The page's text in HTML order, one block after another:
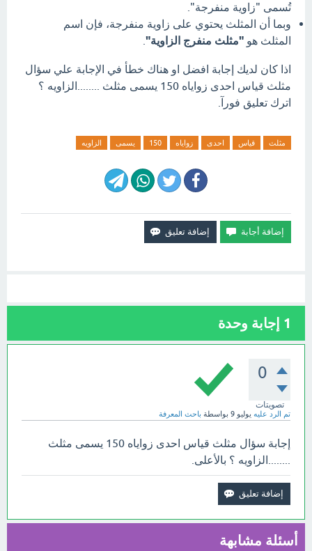
تُسمى "زاوية منفرجة".
وبما أن المثلث يحتوي على زاوية منفرجة، فإن اسم
المثلث هو "مثلث منفرج الزاوية"
اذا كان لديك إجابة افضل او هناك خطأ في الإجابة علي سؤال
مثلث قياس احدى زواياه 150 يسمى مثلث ........الزاويه ؟
اترك تعليق فورآ.
مثلث قياس احدى زواياه 150 يسمى الزاويه
1 إجابة وحدة
0
تصويتات
تم الرد عليه يوليو 9 بواسطة باحث المعرفة
إجابة سؤال مثلث قياس احدى زواياه 150 يسمى مثلث
........الزاويه ؟ بالأعلى.
أسئلة مشابهة